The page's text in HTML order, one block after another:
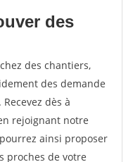
des
des chantiers,
des demande
dès à
rejoignant notre
ainsi proposer
proches de votre